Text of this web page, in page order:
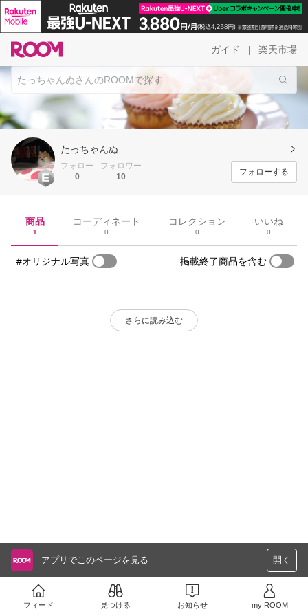
ガイド 楽天市場
たっちゃんぬ
フォロー
0
フォロワー
10
フォローする
商品
1
コーディネート
0
コレクション
0
いいね
0
#オリジナル写真 掲載終了商品を含む
さらに読み込む
アプリでこのページを見る 開く
フィード 見つける お知らせ my ROOM